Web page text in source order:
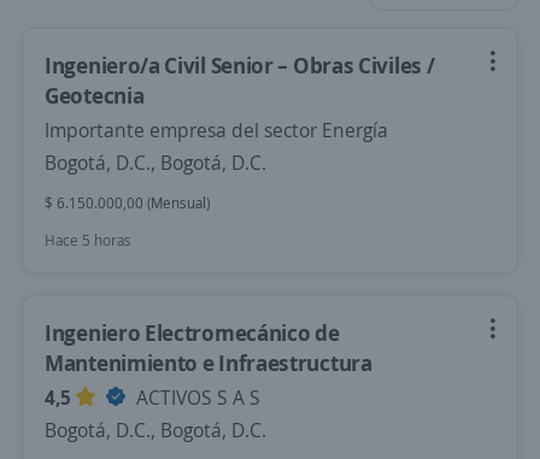
Ingeniero/a Civil Senior – Obras Civiles /
Geotecnia
Importante empresa del sector Energía
Bogotá, D.C., Bogotá, D.C.
$ 6.150.000,00 (Mensual)
Hace 5 horas
Ingeniero Electromecánico de
Mantenimiento e Infraestructura
4,5
ACTIVOS S A S
Bogotá, D.C., Bogotá, D.C.